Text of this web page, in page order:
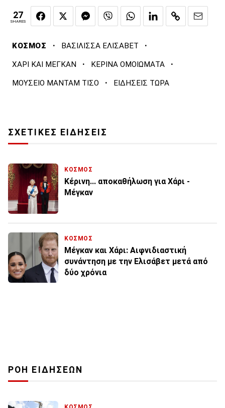
27
SHARES
ΚΟΣΜΟΣ · ΒΑΣΙΛΙΣΣΑ ΕΛΙΣΑΒΕΤ ·
ΧΑΡΙ ΚΑΙ ΜΕΓΚΑΝ · ΚΕΡΙΝΑ ΟΜΟΙΩΜΑΤΑ ·
ΜΟΥΣΕΙΟ ΜΑΝΤΑΜ ΤΙΣΟ · ΕΙΔΗΣΕΙΣ ΤΩΡΑ
ΣΧΕΤΙΚΕΣ ΕΙΔΗΣΕΙΣ
ΚΟΣΜΟΣ
Κέρινη... αποκαθήλωση για Χάρι -
Μέγκαν
ΚΟΣΜΟΣ
Μέγκαν και Χάρι: Αιφνιδιαστική
συνάντηση με την Ελισάβετ μετά από
δύο χρόνια
ΡΟΗ ΕΙΔΗΣΕΩΝ